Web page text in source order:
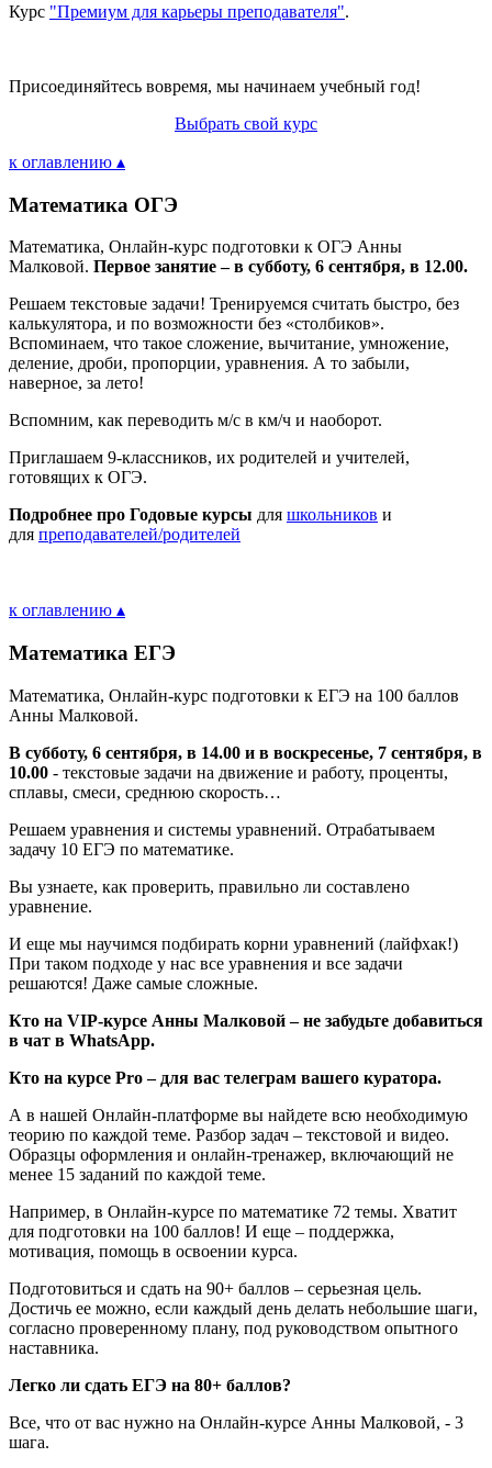
Курс "Премиум для карьеры преподавателя".
Присоединяйтесь вовремя, мы начинаем учебный год!
Выбрать свой курс
к оглавлению ▴
Математика ОГЭ
Математика, Онлайн-курс подготовки к ОГЭ Анны
Малковой. Первое занятие – в субботу, 6 сентября, в 12.00.
Решаем текстовые задачи! Тренируемся считать быстро, без
калькулятора, и по возможности без «столбиков».
Вспоминаем, что такое сложение, вычитание, умножение,
деление, дроби, пропорции, уравнения. А то забыли,
наверное, за лето!
Вспомним, как переводить м/с в км/ч и наоборот.
Приглашаем 9-классников, их родителей и учителей,
готовящих к ОГЭ.
Подробнее про Годовые курсы для школьников и
для преподавателей/родителей
к оглавлению ▴
Математика ЕГЭ
Математика, Онлайн-курс подготовки к ЕГЭ на 100 баллов
Анны Малковой.
В субботу, 6 сентября, в 14.00 и в воскресенье, 7 сентября, в
10.00 - текстовые задачи на движение и работу, проценты,
сплавы, смеси, среднюю скорость…
Решаем уравнения и системы уравнений. Отрабатываем
задачу 10 ЕГЭ по математике.
Вы узнаете, как проверить, правильно ли составлено
уравнение.
И еще мы научимся подбирать корни уравнений (лайфхак!)
При таком подходе у нас все уравнения и все задачи
решаются! Даже самые сложные.
Кто на VIP-курсе Анны Малковой – не забудьте добавиться
в чат в WhatsApp.
Кто на курсе Pro – для вас телеграм вашего куратора.
А в нашей Онлайн-платформе вы найдете всю необходимую
теорию по каждой теме. Разбор задач – текстовой и видео.
Образцы оформления и онлайн-тренажер, включающий не
менее 15 заданий по каждой теме.
Например, в Онлайн-курсе по математике 72 темы. Хватит
для подготовки на 100 баллов! И еще – поддержка,
мотивация, помощь в освоении курса.
Подготовиться и сдать на 90+ баллов – серьезная цель.
Достичь ее можно, если каждый день делать небольшие шаги,
согласно проверенному плану, под руководством опытного
наставника.
Легко ли сдать ЕГЭ на 80+ баллов?
Все, что от вас нужно на Онлайн-курсе Анны Малковой, - 3
шага.